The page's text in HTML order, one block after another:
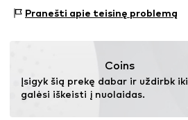
Minkšta tekstūra
Dydžių lentelė
Elastanas
Pranešti apie teisinę problemą
Coins
Įsigyk šią prekę dabar ir uždirbk iki
galėsi iškeisti į nuolaidas.